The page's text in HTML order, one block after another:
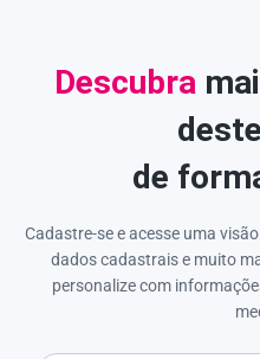
Descubra
de
Cadastre-se e acesse uma
dados cadastrais e muito
personalize com